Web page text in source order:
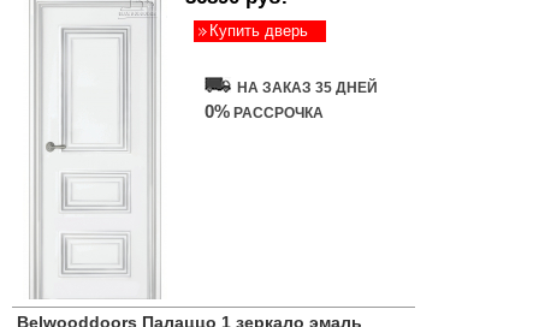
Купить дверь
НА ЗАКАЗ 35 ДНЕЙ
0% РАССРОЧКА
Belwooddoors Палаццо 1 зеркало эмаль